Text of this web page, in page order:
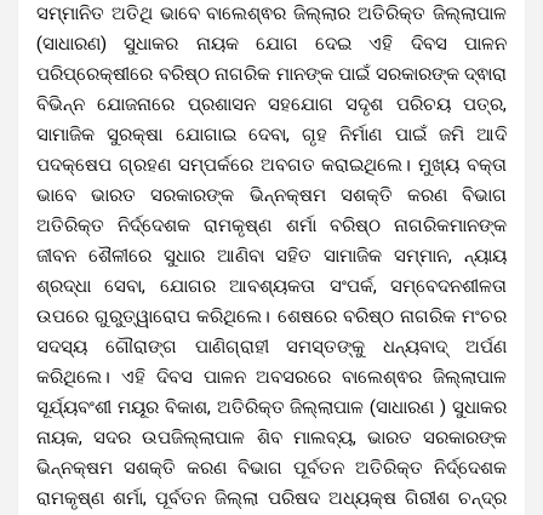
ସମ୍ମାନିତ ଅତିଥି ଭାବେ ବାଲେଶ୍ଵର ଜିଲ୍ଲାର ଅତିରିକ୍ତ ଜିଲ୍ଲାପାଳ
(ସାଧାରଣ) ସୁଧାକର ନାୟକ ଯୋଗ ଦେଇ ଏହି ଦିବସ ପାଳନ
ପରିପ୍ରେକ୍ଷୀରେ ବରିଷ୍ଠ ନାଗରିକ ମାନଙ୍କ ପାଇଁ ସରକାରଙ୍କ ଦ୍ଵାରା
ବିଭିନ୍ନ ଯୋଜନାରେ ପ୍ରଶାସନ ସହଯୋଗ ସଦୃଶ ପରିଚୟ ପତ୍ର,
ସାମାଜିକ ସୁରକ୍ଷା ଯୋଗାଇ ଦେବା, ଗୃହ ନିର୍ମାଣ ପାଇଁ ଜମି ଆଦି
ପଦକ୍ଷେପ ଗ୍ରହଣ ସମ୍ପର୍କରେ ଅବଗତ କରାଇଥିଲେ। ମୁଖ୍ୟ ବକ୍ତା
ଭାବେ ଭାରତ ସରକାରଙ୍କ ଭିନ୍ନକ୍ଷମ ସଶକ୍ତି କରଣ ବିଭାଗ
ଅତିରିକ୍ତ ନିର୍ଦ୍ଦେଶକ ରାମକୃଷ୍ଣ ଶର୍ମା ବରିଷ୍ଠ ନାଗରିକମାନଙ୍କ
ଜୀବନ ଶୈଳୀରେ ସୁଧାର ଆଣିବା ସହିତ ସାମାଜିକ ସମ୍ମାନ, ନ୍ୟାୟ
ଶ୍ରଦ୍ଧା ସେବା, ଯୋଗର ଆବଶ୍ୟକତା ସଂପର୍କ, ସମ୍ବେଦନଶୀଳତା
ଉପରେ ଗୁରୁତ୍ୱାରୋପ କରିଥିଲେ। ଶେଷରେ ବରିଷ୍ଠ ନାଗରିକ ମଂଚର
ସଦସ୍ୟ ଗୌରାଙ୍ଗ ପାଣିଗ୍ରାହୀ ସମସ୍ତଙ୍କୁ ଧନ୍ୟବାଦ୍ ଅର୍ପଣ
କରିଥିଲେ। ଏହି ଦିବସ ପାଳନ ଅବସରରେ ବାଲେଶ୍ଵର ଜିଲ୍ଲାପାଳ
ସୂର୍ଯ୍ୟବଂଶୀ ମୟୂର ବିକାଶ, ଅତିରିକ୍ତ ଜିଲ୍ଲାପାଳ (ସାଧାରଣ ) ସୁଧାକର
ନାୟକ, ସଦର ଉପଜିଲ୍ଲାପାଳ ଶିବ ମାଲବ୍ୟ, ଭାରତ ସରକାରଙ୍କ
ଭିନ୍ନକ୍ଷମ ସଶକ୍ତି କରଣ ବିଭାଗ ପୂର୍ବତନ ଅତିରିକ୍ତ ନିର୍ଦ୍ଦେଶକ
ରାମକୃଷ୍ଣ ଶର୍ମା, ପୂର୍ବତନ ଜିଲ୍ଲା ପରିଷଦ ଅଧ୍ୟକ୍ଷ ଗିରୀଶ ଚନ୍ଦ୍ର